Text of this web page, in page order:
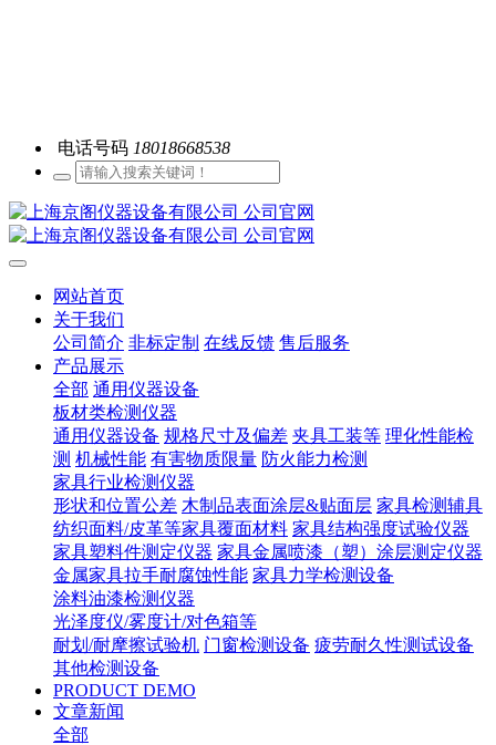
电话号码 18018668538
网站首页
关于我们
公司简介 非标定制 在线反馈 售后服务
产品展示
全部 通用仪器设备
板材类检测仪器
通用仪器设备 规格尺寸及偏差 夹具工装等 理化性能检
测 机械性能 有害物质限量 防火能力检测
家具行业检测仪器
形状和位置公差 木制品表面涂层&贴面层 家具检测辅具
纺织面料/皮革等家具覆面材料 家具结构强度试验仪器
家具塑料件测定仪器 家具金属喷漆（塑）涂层测定仪器
金属家具拉手耐腐蚀性能 家具力学检测设备
涂料油漆检测仪器
光泽度仪/雾度计/对色箱等
耐划/耐摩擦试验机 门窗检测设备 疲劳耐久性测试设备
其他检测设备
PRODUCT DEMO
文章新闻
全部